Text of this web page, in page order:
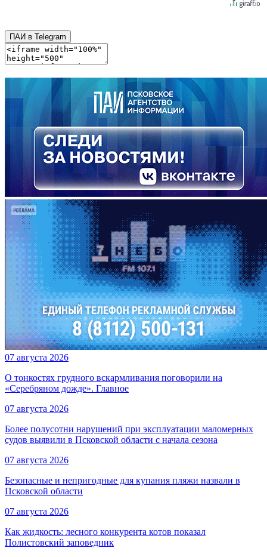
ПАИ в Telegram
07 августа 2026
О тонкостях грудного вскармливания поговорили на
«Серебряном дожде». Главное
07 августа 2026
Более полусотни нарушений при эксплуатации маломерных
судов выявили в Псковской области с начала сезона
07 августа 2026
Безопасные и непригодные для купания пляжи назвали в
Псковской области
07 августа 2026
Как жидкость: лесного конкурента котов показал
Полистовский заповедник